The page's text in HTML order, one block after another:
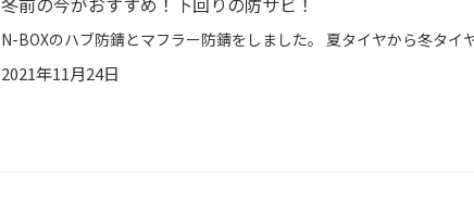
2021年11月24日